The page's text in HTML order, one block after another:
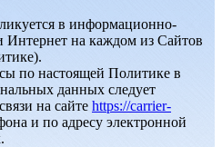
в информационно-
Интернет на каждом из Сайтов
по настоящей Политике в
данных следует
на сайте https://carrier-
и по адресу электронной